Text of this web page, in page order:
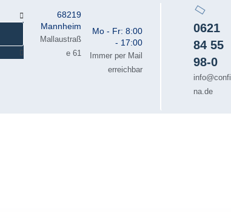
68219
Mannheim
Mallaustraß
e 61
Mo - Fr: 8:00
- 17:00
Immer per Mail
erreichbar
0621
84 55
98-0
info@confi
na.de